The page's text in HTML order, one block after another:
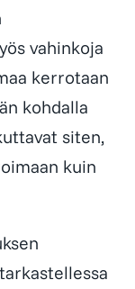
vahinkoja
kerrotaan
kohdalla
siten,
kuin